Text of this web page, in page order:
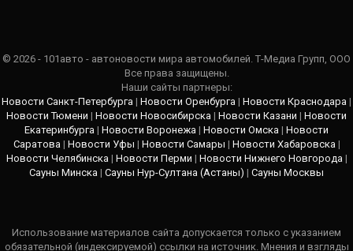
© 2026 - 101авто - автоновости мира автомобилей. Т-Медиа Групп, ООО
Все права защищены.
Наши сайты партнеры:
Новости Санкт-Петербурга | Новости Оренбурга | Новости Краснодара |
Новости Тюмени | Новости Новосибирска | Новости Казани | Новости
Екатеринбурга | Новости Воронежа | Новости Омска | Новости
Саратова | Новости Уфы | Новости Самары | Новости Хабаровска |
Новости Челябинска | Новости Перми | Новости Нижнего Новгорода |
Сауны Минска | Сауны Нур-Султана (Астаны) | Сауны Москвы
Использование материалов сайта допускается только с указанием
обязательной (индексируемой) ссылки на источник. Мнения и взгляды